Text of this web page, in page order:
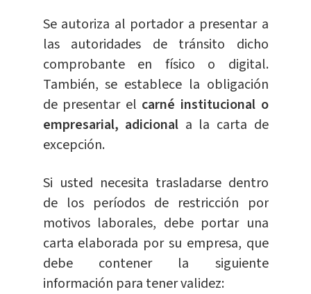
Se autoriza al portador a presentar a
las autoridades de tránsito dicho
comprobante en físico o digital.
También, se establece la obligación
de presentar el carné institucional o
empresarial, adicional a la carta de
excepción.
Si usted necesita trasladarse dentro
de los períodos de restricción por
motivos laborales, debe portar una
carta elaborada por su empresa, que
debe contener la siguiente
información para tener validez: